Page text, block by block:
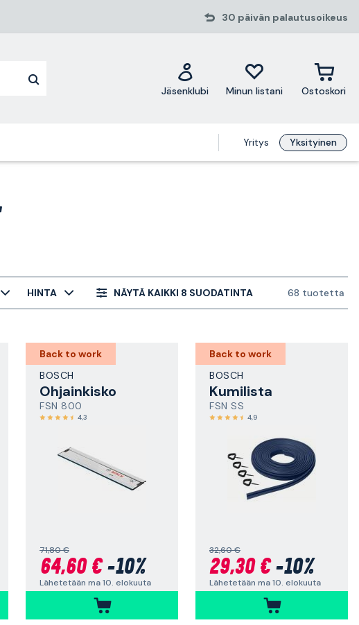
30 päivän palautusoikeus
Jäsenklubi Minun listani Ostoskori
Yritys Yksityinen
HINTA NÄYTÄ KAIKKI 8 SUODATINTA 68 tuotetta
Back to work
BOSCH
Ohjainkisko
FSN 800
4,3
71,80 €
64,60 €-10%
Lähetetään ma 10. elokuuta
Back to work
BOSCH
Kumilista
FSN SS
4,9
32,60 €
29,30 €-10%
Lähetetään ma 10. elokuuta